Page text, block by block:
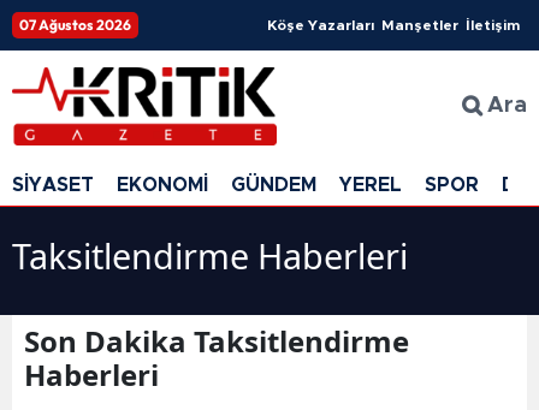
07 Ağustos 2026 Köşe Yazarları Manşetler İletişim
Ara
SİYASET EKONOMİ GÜNDEM YEREL SPOR
Taksitlendirme Haberleri
Son Dakika Taksitlendirme
Haberleri